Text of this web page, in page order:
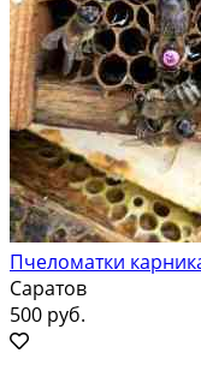
Пчеломатки
Саратов
500 руб.